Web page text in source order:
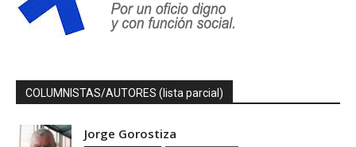
COLUMNISTAS/AUTORES (lista parcial)
Jorge Gorostiza